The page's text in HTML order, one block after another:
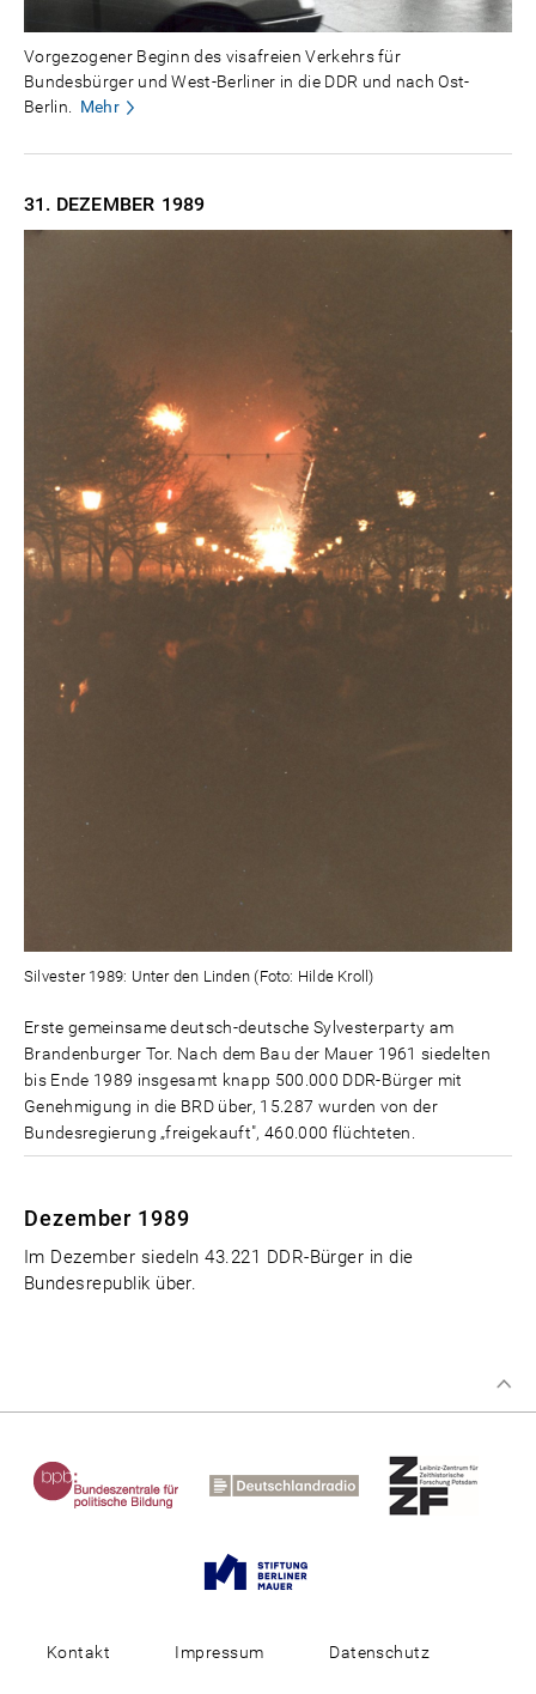
Vorgezogener Beginn des visafreien Verkehrs für
Bundesbürger und West-Berliner in die DDR und nach Ost-
Berlin.
Mehr
31. DEZEMBER 1989
Silvester 1989: Unter den Linden (Foto: Hilde Kroll)
Erste gemeinsame deutsch-deutsche Sylvesterparty am
Brandenburger Tor. Nach dem Bau der Mauer 1961 siedelten
bis Ende 1989 insgesamt knapp 500.000 DDR-Bürger mit
Genehmigung in die BRD über, 15.287 wurden von der
Bundesregierung „freigekauft", 460.000 flüchteten.
Dezember 1989
Im Dezember siedeln 43.221 DDR-Bürger in die
Bundesrepublik über.
Kontakt Impressum Datenschutz